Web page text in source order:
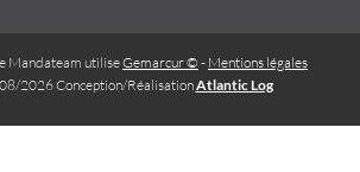
Mandateam utiliseGemarcur © - Mentions légales
2026 Conception/RéalisationAtlantic Log